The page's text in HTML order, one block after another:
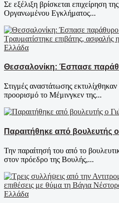
Σε εξέλιξη βρίσκεται επιχείρηση
Οργανωμένου Εγκλήματος...
Ελλάδα
Θεσσαλονίκη: Έσπασε
Στιγμές αναστάτωσης
προορισμό το Μέμινγκεν της...
Παραιτήθηκε από βουλευτής
Την παραίτησή του από το
στον πρόεδρο της Βουλής,...
Ελλάδα